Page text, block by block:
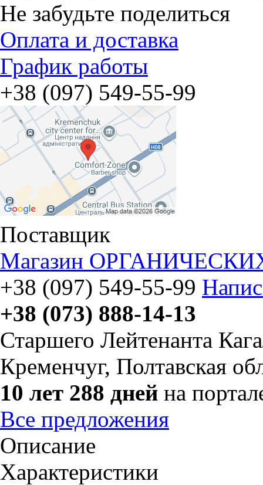
Не забудьте поделиться
Оплата и доставка
График работы
+38 (097) 549-55-99
Поставщик
Магазин
+38 (097) 549-55-99
+38 (073) 888-14-13
Старшего Лейтенанта
Кременчуг, Полтавская
10 лет 288 дней на
Все предложения
Описание
Характеристики